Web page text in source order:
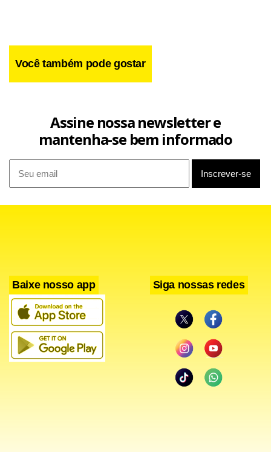
Você também pode gostar
Assine nossa newsletter e
mantenha-se bem informado
Baixe nosso app Siga nossas redes